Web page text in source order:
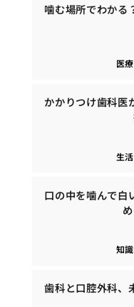
噛む場所でわかる
医療
かかりつけ歯科医
生活
口の中を噛んで白
知識
歯科と口腔外科、